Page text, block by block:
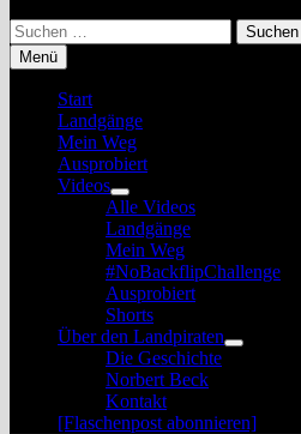
Suchen
nach:
Menü
Start
Landgänge
Mein Weg
Ausprobiert
Videos
Untermenü
anzeigen
Alle Videos
Landgänge
Mein Weg
#NoBackflipChallenge
Ausprobiert
Shorts
Über den Landpiraten
Untermenü
Die Geschichte
Norbert Beck
Kontakt
[Flaschenpost abonnieren]